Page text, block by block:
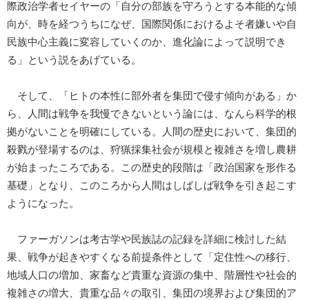
際政治学者セイヤーの「自分の部族を守ろうとする本能的な傾
向が、時を経つうちになぜ、国際関係におけるよそ者嫌いや自
民族中心主義に変容していくのか、進化論によって説明でき
る」という説をあげている。
そして、「ヒトの本性に部外者を集団で侵す傾向がある」か
ら、人間は戦争を我慢できないという論には、なんら科学的根
拠がないことを明確にしている。人間の歴史において、集団的
殺戮が登場するのは、狩猟採集社会が規模と複雑さを増し農耕
が始まったころである。この歴史的段階は「政治国家を形作る
基礎」となり、このころから人間はしばしば戦争を引き起こす
ようになった。
ファーガソンは考古学や民族誌の記録を詳細に検討した結
果、戦争が起きやすくなる前提条件として「定住性への移行、
地域人口の増加、家畜など貴重な資源の集中、階層性や社会的
複雑さの増大、貴重な品々の取引、集団の境界および集団的ア